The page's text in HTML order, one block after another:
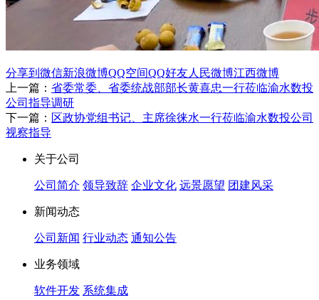
分享到 微信新浪微博QQ空间QQ好友人民微博江西微博
上一篇： 省委常委、省委统战部部长黄喜忠一行莅临渝水数投
公司指导调研
下一篇： 区政协党组书记、主席徐徕水一行莅临渝水数投公司
视察指导
关于公司
公司简介 领导致辞 企业文化 远景愿望 团建风采
新闻动态
公司新闻 行业动态 通知公告
业务领域
软件开发 系统集成